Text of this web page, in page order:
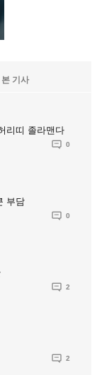
기사
리띠 졸라맨다
0
부담
0
2
2